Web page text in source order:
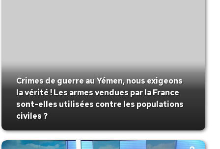
Crimes de guerre au Yémen, nous exigeons
la vérité ! Les armes vendues par la France
sont-elles utilisées contre les populations
civiles ?